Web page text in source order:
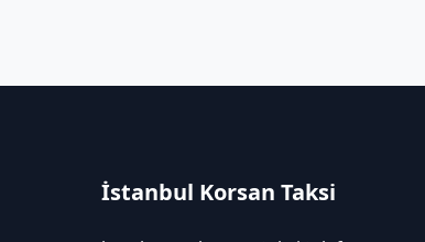
İstanbul Korsan Taksi